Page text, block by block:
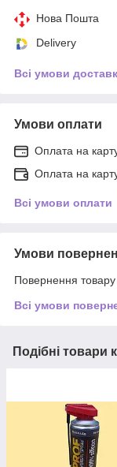
Нова Пошта
Delivery
Всі умови
Умови оплати
Оплата на
Оплата на
Всі умови оплати
Умови
Повернення
Всі умови
Подібні товари